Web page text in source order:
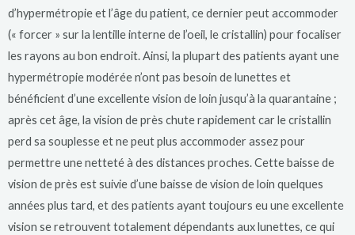
d’hypermétropie et l’âge du patient, ce dernier peut accommoder
(« forcer » sur la lentille interne de l’oeil, le cristallin) pour focaliser
les rayons au bon endroit. Ainsi, la plupart des patients ayant une
hypermétropie modérée n’ont pas besoin de lunettes et
bénéficient d’une excellente vision de loin jusqu’à la quarantaine ;
après cet âge, la vision de près chute rapidement car le cristallin
perd sa souplesse et ne peut plus accommoder assez pour
permettre une netteté à des distances proches. Cette baisse de
vision de près est suivie d’une baisse de vision de loin quelques
années plus tard, et des patients ayant toujours eu une excellente
vision se retrouvent totalement dépendants aux lunettes, ce qui